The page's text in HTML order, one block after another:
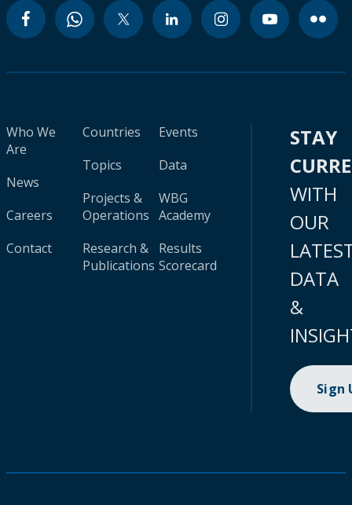
Who We
Are
News
Careers
Contact
Countries
Topics
Projects &
Operations
Research &
Publications
Events
Data
WBG
Academy
Results
Scorecard
STAY
WITH
OUR
DATA
&
Sign